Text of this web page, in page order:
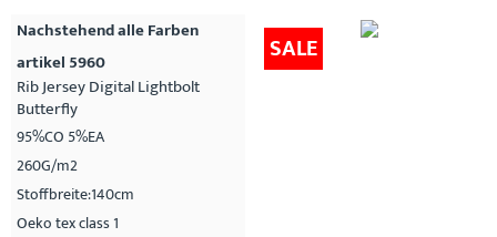
Nachstehend alle Farben
artikel 5960
Rib Jersey Digital Lightbolt
Butterfly
95%CO 5%EA
260G/m2
Stoffbreite:140cm
Oeko tex class 1
SALE